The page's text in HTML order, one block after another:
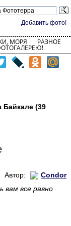
Добавить фото!
МОРЯ РАЗНОЕ
Байкале (39
Автор:
Condor
вам все равно